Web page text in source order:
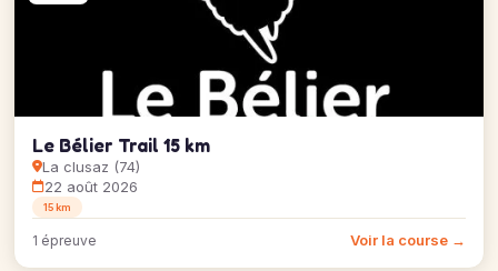
Le Bélier Trail 15 km
La clusaz (74)
22 août 2026
15 km
1 épreuve Voir la course →